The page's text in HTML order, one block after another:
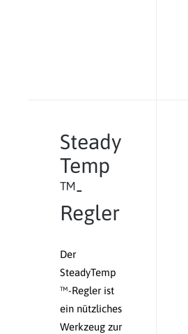
Steady
Temp
™-
Regler
Der
SteadyTemp
™-Regler ist
ein nützliches
Werkzeug zur